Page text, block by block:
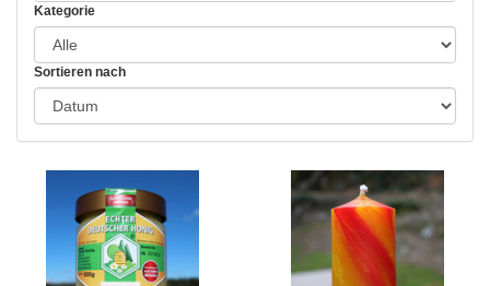
Kategorie
Sortieren nach